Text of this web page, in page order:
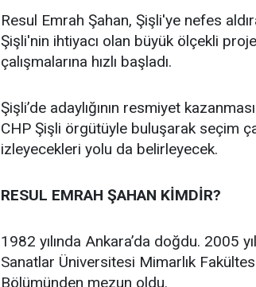
Resul Emrah Şahan, Şişli'ye nefes
Şişli'nin ihtiyacı olan büyük ölçekli
çalışmalarına hızlı başladı.
Şişli’de adaylığının resmiyet
CHP Şişli örgütüyle buluşarak seçim
izleyecekleri yolu da belirleyecek.
RESUL EMRAH ŞAHAN KİMDİR?
1982 yılında Ankara’da doğdu. 2005
Sanatlar Üniversitesi Mimarlık
Bölümünden mezun oldu.